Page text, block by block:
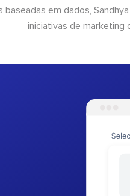
baseadas em dados,
iniciativas de marketing